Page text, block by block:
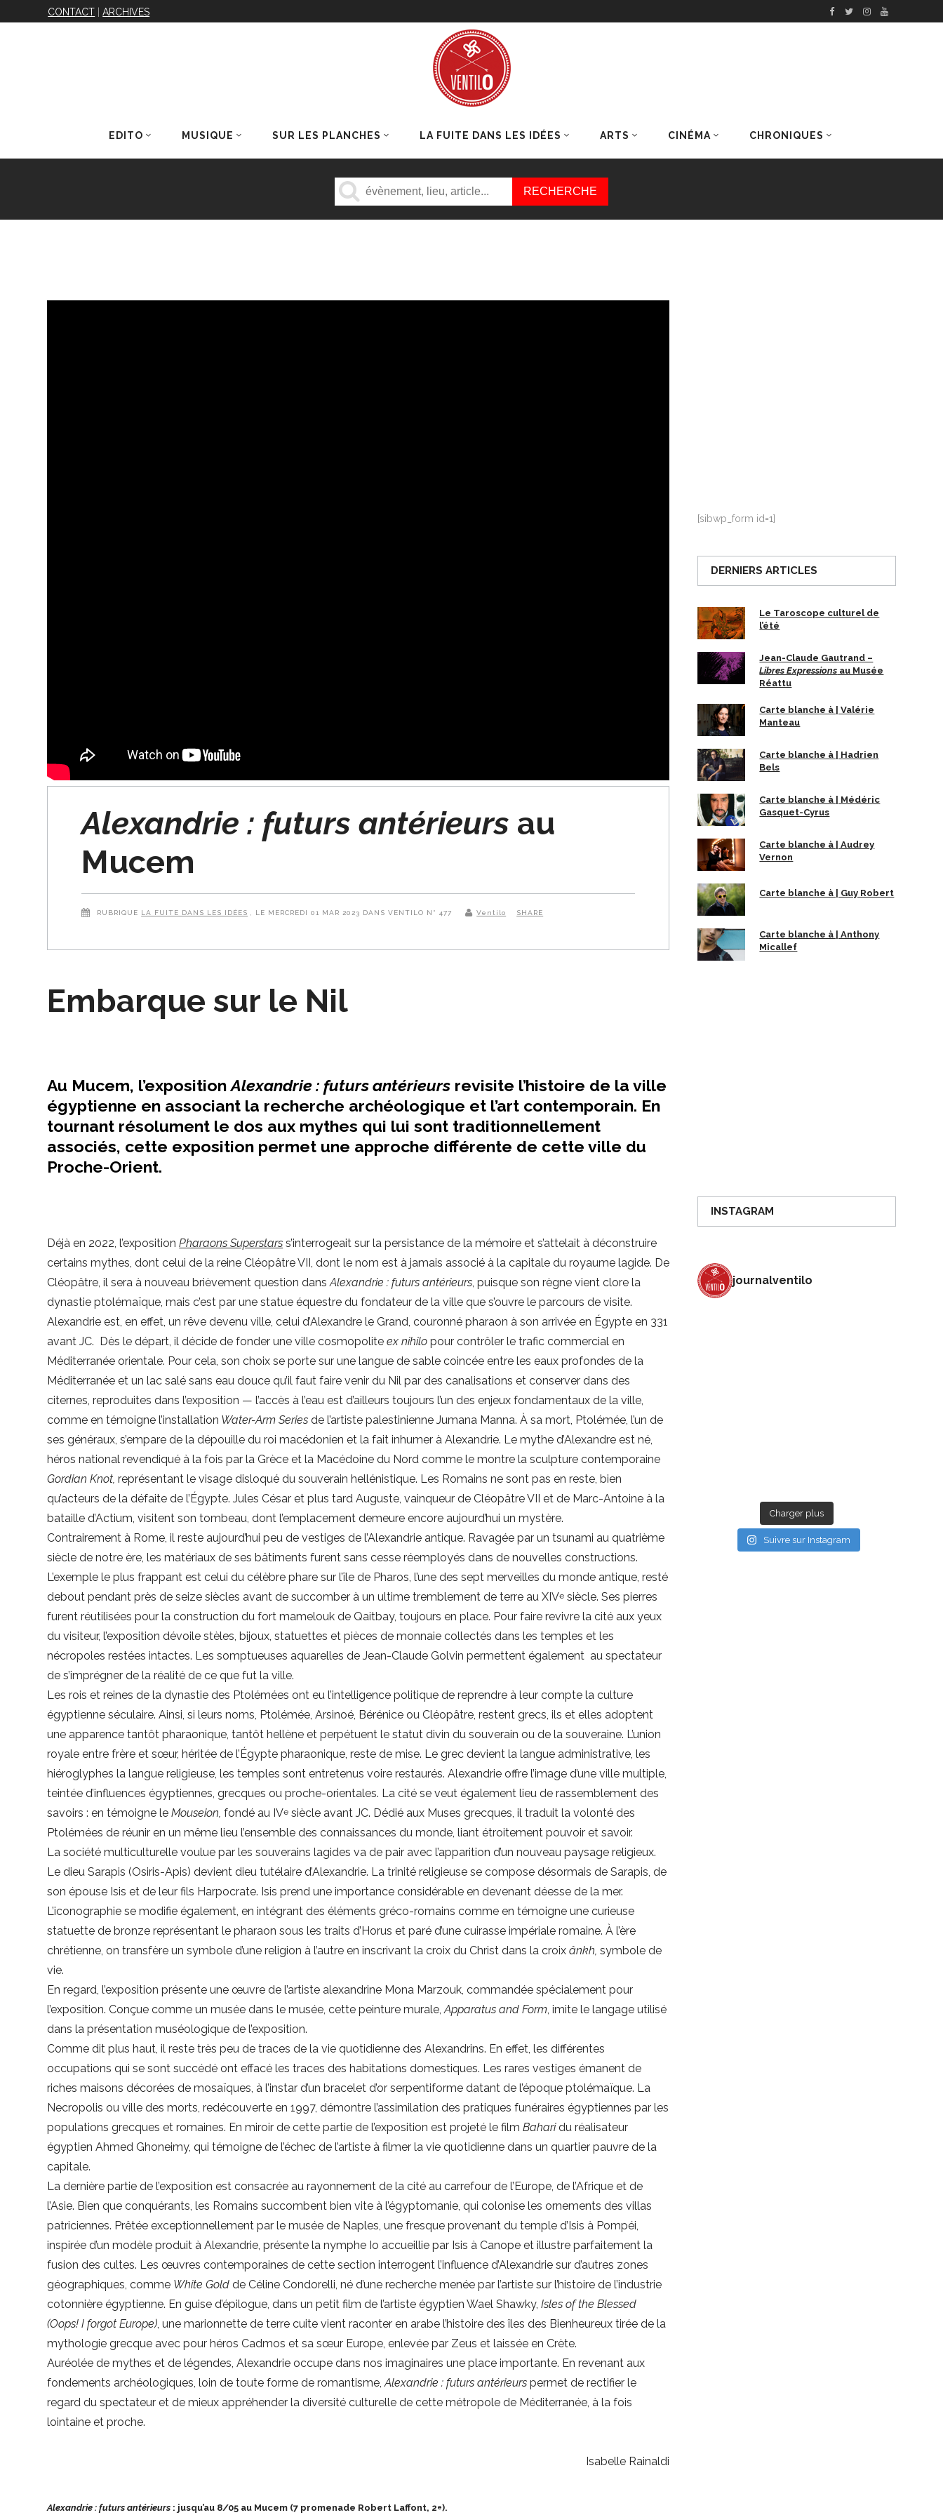
CONTACT |ARCHIVES
EDITO MUSIQUE SUR LES PLANCHES LA FUITE DANS LES IDÉES ARTS CINÉMA CHRONIQUES
DERNIERS ARTICLES
Alexandrie : futurs antérieurs au
Mucem
RUBRIQUE LA FUITE DANS LES IDÉES , LE MERCREDI 01 MAR 2023 DANS VENTILO N° 477 Ventilo SHARE
Embarque sur le Nil
Au Mucem, l’expositionAlexandrie : futurs antérieurs revisite l’histoire de la ville
égyptienne en associant la recherche archéologique et l’art contemporain. En
tournant résolument le dos aux mythes qui lui sont traditionnellement
associés, cette exposition permet une approche différente de cette ville du
Proche-Orient.
Déjà en 2022, l’expositionPharaons Superstars s’interrogeait sur la persistance de la mémoire et s’attelait à déconstruire
certains mythes, dont celui de la reine Cléopâtre VII, dont le nom est à jamais associé à la capitale du royaume lagide. De
Cléopâtre, il sera à nouveau brièvement question dansAlexandrie : futurs antérieurs, puisque son règne vient clore la
dynastie ptolémaïque, mais c’est par une statue équestre du fondateur de la ville que s’ouvre le parcours de visite.
Alexandrie est, en effet, un rêve devenu ville, celui d’Alexandre le Grand, couronné pharaon à son arrivée en Égypte en 331
avant JC. Dès le départ, il décide de fonder une ville cosmopoliteex nihilopour contrôler le trafic commercial en
Méditerranée orientale. Pour cela, son choix se porte sur une langue de sable coincée entre les eaux profondes de la
Méditerranée et un lac salé sans eau douce qu’il faut faire venir du Nil par des canalisations et conserver dans des
citernes, reproduites dans l’exposition — l’accès à l’eau est d’ailleurs toujours l’un des enjeux fondamentaux de la ville,
comme en témoigne l’installation Water-Arm Seriesde l’artiste palestinienne Jumana Manna. À sa mort, Ptolémée, l’un de
ses généraux, s’empare de la dépouille du roi macédonien et la fait inhumer à Alexandrie. Le mythe d’Alexandre est né,
héros national revendiqué à la fois par la Grèce et la Macédoine du Nord comme le montre la sculpture contemporaine
Gordian Knot,représentant le visage disloqué du souverain hellénistique. Les Romains ne sont pas en reste, bien
qu’acteurs de la défaite de l’Égypte. Jules César et plus tard Auguste, vainqueur de Cléopâtre VII et de Marc-Antoine à la
bataille d’Actium, visitent son tombeau, dont l’emplacement demeure encore aujourd’hui un mystère.
Contrairement à Rome, il reste aujourd’hui peu de vestiges de l’Alexandrie antique. Ravagée par un tsunami au quatrième
siècle de notre ère, les matériaux de ses bâtiments furent sans cesse réemployés dans de nouvelles constructions.
L’exemple le plus frappant est celui du célèbre phare sur l’île de Pharos, l’une des sept merveilles du monde antique, resté
debout pendant près de seize siècles avant de succomber à un ultime tremblement de terre au XIVe siècle. Ses pierres
furent réutilisées pour la construction du fort mamelouk de Qaitbay, toujours en place. Pour faire revivre la cité aux yeux
du visiteur, l’exposition dévoile stèles, bijoux, statuettes et pièces de monnaie collectés dans les temples et les
nécropoles restées intactes. Les somptueuses aquarelles de Jean-Claude Golvin permettent également au spectateur
de s’imprégner de la réalité de ce que fut la ville.
Les rois et reines de la dynastie des Ptolémées ont eu l’intelligence politique de reprendre à leur compte la culture
égyptienne séculaire. Ainsi, si leurs noms, Ptolémée, Arsinoé, Bérénice ou Cléopâtre, restent grecs, ils et elles adoptent
une apparence tantôt pharaonique, tantôt hellène et perpétuent le statut divin du souverain ou de la souveraine. L’union
royale entre frère et sœur, héritée de l’Égypte pharaonique, reste de mise. Le grec devient la langue administrative, les
hiéroglyphes la langue religieuse, les temples sont entretenus voire restaurés. Alexandrie offre l’image d’une ville multiple,
teintée d’influences égyptiennes, grecques ou proche-orientales. La cité se veut également lieu de rassemblement des
savoirs : en témoigne le Mouseion,fondé au IVe siècle avant JC. Dédié aux Muses grecques, il traduit la volonté des
Ptolémées de réunir en un même lieu l’ensemble des connaissances du monde, liant étroitement pouvoir et savoir.
La société multiculturelle voulue par les souverains lagides va de pair avec l’apparition d’un nouveau paysage religieux.
Le dieu Sarapis (Osiris-Apis) devient dieu tutélaire d’Alexandrie. La trinité religieuse se compose désormais de Sarapis, de
son épouse Isis et de leur fils Harpocrate. Isis prend une importance considérable en devenant déesse de la mer.
L’iconographie se modifie également, en intégrant des éléments gréco-romains comme en témoigne une curieuse
statuette de bronze représentant le pharaon sous les traits d’Horus et paré d’une cuirasse impériale romaine. À l’ère
chrétienne, on transfère un symbole d’une religion à l’autre en inscrivant la croix du Christ dans la croixânkh, symbole de
vie.
En regard, l’exposition présente une œuvre de l’artiste alexandrine Mona Marzouk, commandée spécialement pour
l’exposition. Conçue comme un musée dans le musée, cette peinture murale,Apparatus and Form, imite le langage utilisé
dans la présentation muséologique de l’exposition.
Comme dit plus haut, il reste très peu de traces de la vie quotidienne des Alexandrins. En effet, les différentes
occupations qui se sont succédé ont effacé les traces des habitations domestiques. Les rares vestiges émanent de
riches maisons décorées de mosaïques, à l’instar d’un bracelet d’or serpentiforme datant de l’époque ptolémaïque. La
Necropolis ou ville des morts, redécouverte en 1997, démontre l’assimilation des pratiques funéraires égyptiennes par les
populations grecques et romaines. En miroir de cette partie de l’exposition est projeté le filmBaharidu réalisateur
égyptien Ahmed Ghoneimy, qui témoigne de l’échec de l’artiste à filmer la vie quotidienne dans un quartier pauvre de la
capitale.
La dernière partie de l’exposition est consacrée au rayonnement de la cité au carrefour de l’Europe, de l’Afrique et de
l’Asie. Bien que conquérants, les Romains succombent bien vite à l’égyptomanie, qui colonise les ornements des villas
patriciennes. Prêtée exceptionnellement par le musée de Naples, une fresque provenant du temple d’Isis à Pompéi,
inspirée d’un modèle produit à Alexandrie, présente la nymphe Io accueillie par Isis à Canope et illustre parfaitement la
fusion des cultes. Les œuvres contemporaines de cette section interrogent l’influence d’Alexandrie sur d’autres zones
géographiques, comme White Gold de Céline Condorelli, né d’une recherche menée par l’artiste sur l’histoire de l’industrie
cotonnière égyptienne. En guise d’épilogue, dans un petit film de l’artiste égyptien Wael Shawky,Isles of the Blessed
(Oops! I forgot Europe), une marionnette de terre cuite vient raconter en arabe l’histoire des îles des Bienheureux tirée de la
mythologie grecque avec pour héros Cadmos et sa sœur Europe, enlevée par Zeus et laissée en Crète.
Auréolée de mythes et de légendes, Alexandrie occupe dans nos imaginaires une place importante. En revenant aux
fondements archéologiques, loin de toute forme de romantisme,Alexandrie : futurs antérieurs permet de rectifier le
regard du spectateur et de mieux appréhender la diversité culturelle de cette métropole de Méditerranée, à la fois
lointaine et proche.
Isabelle Rainaldi
Alexandrie : futurs antérieurs : jusqu’au 8/05 au Mucem (7 promenade Robert Laffont, 2e).
[sibwp_form id=1]
DERNIERS ARTICLES
Le Taroscope culturel de
l’été
Jean-Claude Gautrand –
Libres Expressions au Musée
Réattu
Carte blanche à | Valérie
Manteau
Carte blanche à | Hadrien
Bels
Carte blanche à | Médéric
Gasquet-Cyrus
Carte blanche à | Audrey
Vernon
Carte blanche à | Guy Robert
Carte blanche à | Anthony
Micallef
INSTAGRAM
journalventilo
Charger plus
Suivre sur Instagram